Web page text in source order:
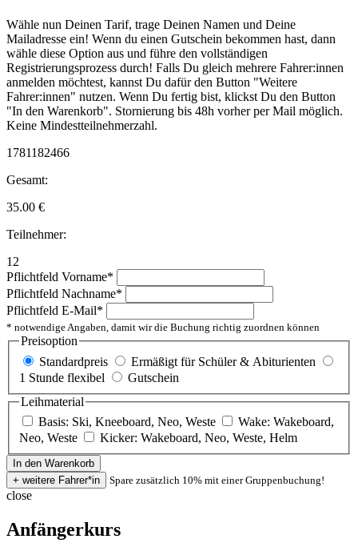
Wähle nun Deinen Tarif, trage Deinen Namen und Deine
Mailadresse ein! Wenn du einen Gutschein bekommen hast, dann
wähle diese Option aus und führe den vollständigen
Registrierungsprozess durch! Falls Du gleich mehrere Fahrer:innen
anmelden möchtest, kannst Du dafür den Button "Weitere
Fahrer:innen" nutzen. Wenn Du fertig bist, klickst Du den Button
"In den Warenkorb". Stornierung bis 48h vorher per Mail möglich.
Keine Mindestteilnehmerzahl.
1781182466
Gesamt:
35.00 €
Teilnehmer:
12
Pflichtfeld Vorname*
Pflichtfeld Nachname*
Pflichtfeld E-Mail*
* notwendige Angaben, damit wir die Buchung richtig zuordnen können
Preisoption
Standardpreis
Ermäßigt für Schüler & Abiturienten
1 Stunde flexibel
Gutschein
Leihmaterial
Basis: Ski, Kneeboard, Neo, Weste
Wake: Wakeboard,
Neo, Weste
Kicker: Wakeboard, Neo, Weste, Helm
Spare zusätzlich 10% mit einer Gruppenbuchung!
close
Anfängerkurs